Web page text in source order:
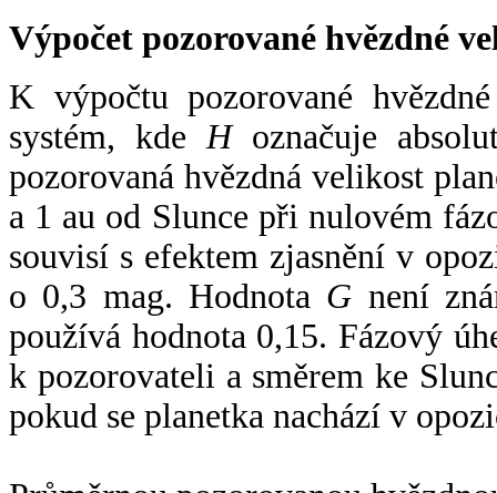
Výpočet pozorované hvězdné
K výpočtu pozorované
systém, kde Hoznačuje
pozorovaná hvězdná velikost
a 1 au od Slunce při nulovém
souvisí s efektem zjasnění v
o 0,3 mag. Hodnota G není
používá hodnota 0,15. Fázový
k pozorovateli a směrem ke
pokud se planetka nachází v